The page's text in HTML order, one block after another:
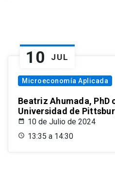
10 JUL
Microeconomía Aplicada
Beatriz Ahumada, PhD
Universidad de
10 de Julio de 2024
13:35 a 14:30